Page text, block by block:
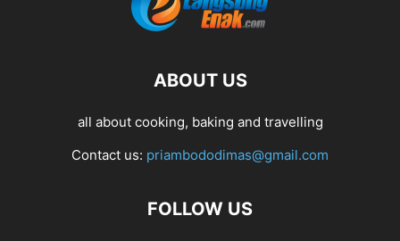
ABOUT US
all about cooking, baking and travelling
Contact us: priambododimas@gmail.com
FOLLOW US